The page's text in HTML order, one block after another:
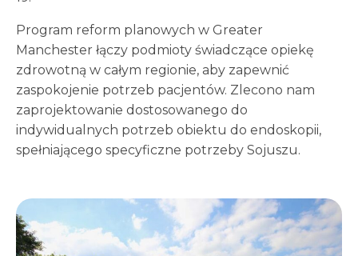
Program reform planowych w Greater
Manchester łączy podmioty świadczące opiekę
zdrowotną w całym regionie, aby zapewnić
zaspokojenie potrzeb pacjentów. Zlecono nam
zaprojektowanie dostosowanego do
indywidualnych potrzeb obiektu do endoskopii,
spełniającego specyficzne potrzeby Sojuszu.